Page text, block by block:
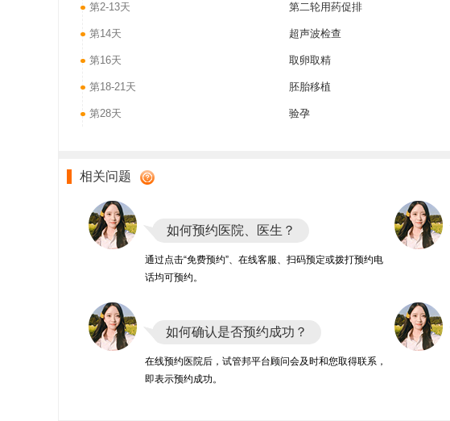
第2-13天 第二轮用药促排
第14天 超声波检查
第16天 取卵取精
第18-21天 胚胎移植
第28天 验孕
相关问题
如何预约医院、医生？
通过点击“免费预约”、在线客服、扫码预定或拨打预约电
话均可预约。
如何确认是否预约成功？
在线预约医院后，试管邦平台顾问会及时和您取得联系，
即表示预约成功。